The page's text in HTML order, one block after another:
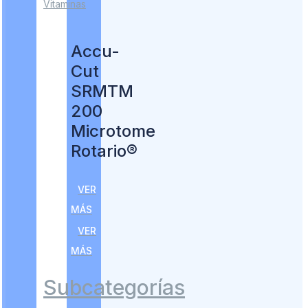
Vitaminas
Accu-
Cut
SRMTM
200
Microtome
Rotario®
VER
MÁS
VER
MÁS
Subcategorías